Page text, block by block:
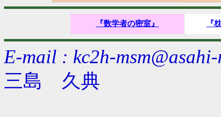
『数学者の密室』 『
E-mail : kc2h-
三島 久典